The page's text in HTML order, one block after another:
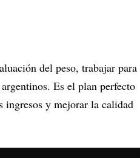
del peso, trabajar para
Es el plan perfecto
ingresos y mejorar la calidad